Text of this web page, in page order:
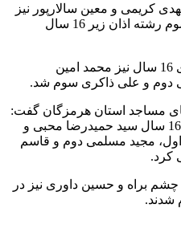
کریمی و معین سالارپور نیز
به ترتیب به عنوان نفرات اول تا سوم رشته اذان زیر 16 سال
وی اضافه کرد: در رشته اذان بالای 16 سال نیز محمد امین
دوم و علی ذاکری سوم شد.
مساجد استان هرمزگان گفت:
هیات داوران در رشته ترتیل بالای 16 سال سید حمیدرضا محبی و
مجید مسلمی دوم و قاسم
کرد.
چشم براه و حسین داوری نیز در
شدند.